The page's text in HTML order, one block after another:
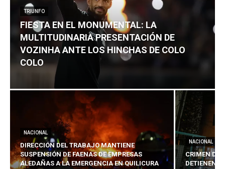
TRIUNFO
FIESTA EN EL MONUMENTAL: LA
MULTITUDINARIA PRESENTACIÓN DE
VOZINHA ANTE LOS HINCHAS DE COLO
COLO
NACIONAL
DIRECCIÓN DEL TRABAJO MANTIENE
SUSPENSIÓN DE FAENAS DE EMPRESAS
ALEDAÑAS A LA EMERGENCIA EN QUILICURA
NACIONAL
CRIMEN DE
DETIENEN